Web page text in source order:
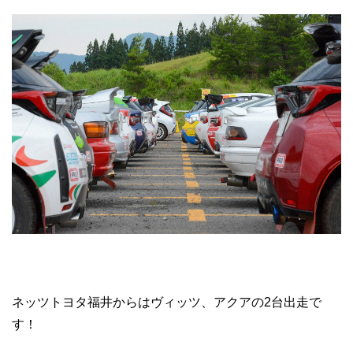
ネッツトヨタ福井からはヴィッツ、アクアの2台出走で
す！